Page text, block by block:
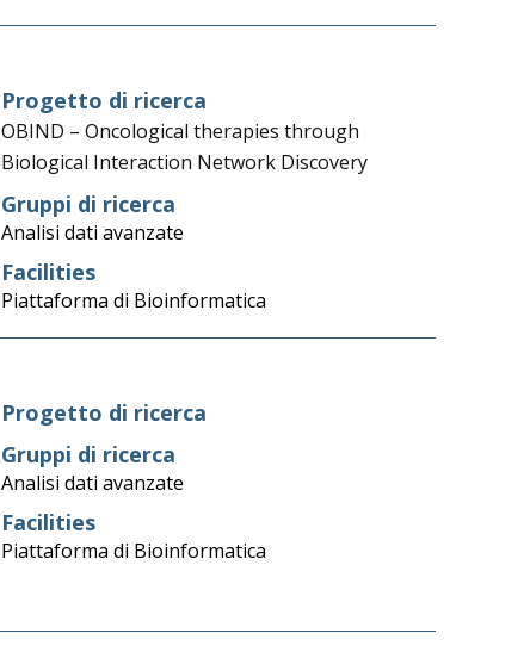
Progetto di ricerca
OBIND – Oncological therapies through
Biological Interaction Network Discovery
Gruppi di ricerca
Analisi dati avanzate
Facilities
Piattaforma di Bioinformatica
Progetto di ricerca
Gruppi di ricerca
Analisi dati avanzate
Facilities
Piattaforma di Bioinformatica